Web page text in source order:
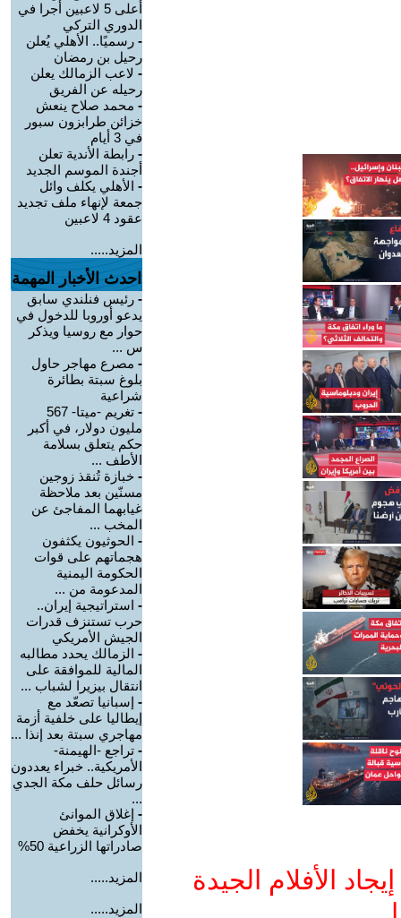
الأفلام الجيدة
أعلى 5 لاعبين أجرا في
الدوري التركي
- رسميًا.. الأهلي يُعلن
رحيل بن رمضان
- لاعب الزمالك يعلن
رحيله عن الفريق
- محمد صلاح ينعش
خزائن طرابزون سبور
في 3 أيام
- رابطة الأندية تعلن
أجندة الموسم الجديد
- الأهلي يكلف وائل
جمعة لإنهاء ملف تجديد
عقود 4 لاعبين
المزيد.....
احدث الأخبار المهمة
- رئيس فنلندي سابق
يدعو أوروبا للدخول في
حوار مع روسيا ويذكر
س ...
- مصرع مهاجر حاول
بلوغ سبتة بطائرة
شراعية
-
تغريم -ميتا- 567
مليون دولار، في أكبر
حكم يتعلق بسلامة
الأطف ...
- خبازة تُنقذ زوجين
مسنّين بعد ملاحظة
غيابهما المفاجئ عن
المخب ...
- الحوثيون يكثفون
هجماتهم على قوات
الحكومة اليمنية
المدعومة من ...
- استراتيجية إيران..
حرب تستنزف قدرات
الجيش الأمريكي
- الزمالك يحدد مطالبه
المالية للموافقة على
انتقال بيزيرا لشباب ...
- إسبانيا تصعّد مع
إيطاليا على خلفية أزمة
مهاجري سبتة بعد إنذا ...
- تراجع -الهيمنة-
الأمريكية.. خبراء يعددون
رسائل حلف مكة الجدي
...
- إغلاق الموانئ
الأوكرانية يخفض
صادراتها الزراعية 50%
المزيد.....
المزيد.....